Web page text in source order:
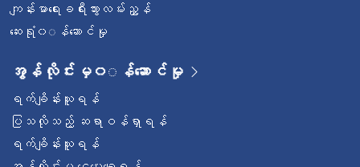
ကျန်းမာရေးခရီးသွားလမ်းညွှန်
ဆေးရုံ၀◌န်ဆောင်မှု
အွန်လိုင်းမှ၀◌န်ဆောင်မှု
ရက်ချိန်းယူရန်
ပြသလိုသည့် ဆရာဝန်ရှာရန်
ရက်ချိန်းယူရန်